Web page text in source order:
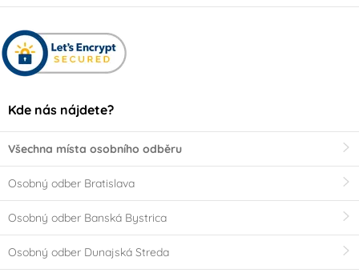
Kde nás nájdete?
Všechna místa osobního odběru
Osobný odber Bratislava
Osobný odber Banská Bystrica
Osobný odber Dunajská Streda